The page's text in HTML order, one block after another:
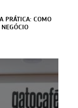
PRÁTICA: COMO